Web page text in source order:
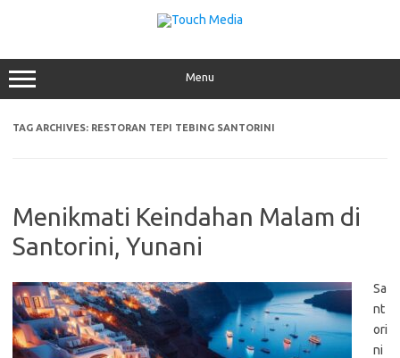
Menu
TAG ARCHIVES: RESTORAN TEPI TEBING SANTORINI
Menikmati Keindahan Malam di
Santorini, Yunani
Sa
nt
ori
ni